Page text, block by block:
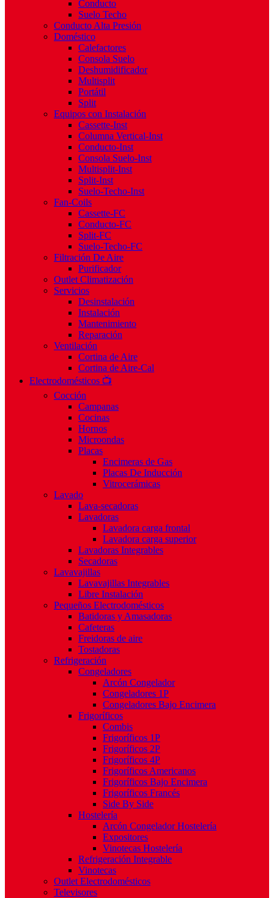
Conducto
Suelo Techo
Conducto Alta Presión
Doméstico
Calefactores
Consola Suelo
Deshumidificador
Multisplit
Portátil
Split
Equipos con Instalación
Cassette-Inst
Columna Vertical-Inst
Conducto-Inst
Consola Suelo-Inst
Multisplit-Inst
Split-Inst
Suelo-Techo-Inst
Fan-Coils
Cassette-FC
Conducto-FC
Split-FC
Suelo-Techo-FC
Filtración De Aire
Purificador
Outlet Climatización
Servicios
Desinstalación
Instalación
Mantenimiento
Reparación
Ventilación
Cortina de Aire
Cortina de Aire-Cal
Electrodomésticos 📺
Cocción
Campanas
Cocinas
Hornos
Microondas
Placas
Encimeras de Gas
Placas De Inducción
Vitrocerámicas
Lavado
Lava-secadoras
Lavadoras
Lavadora carga frontal
Lavadora carga superior
Lavadoras Integrables
Secadoras
Lavavajillas
Lavavajillas Integrables
Libre Instalación
Pequeños Electrodomésticos
Batidoras y Amasadoras
Cafeteras
Freidoras de aire
Tostadoras
Refrigeración
Congeladores
Arcón Congelador
Congeladores 1P
Congeladores Bajo Encimera
Frigoríficos
Combis
Frigoríficos 1P
Frigoríficos 2P
Frigoríficos 4P
Frigoríficos Americanos
Frigoríficos Bajo Encimera
Frigoríficos Francés
Side By Side
Hostelería
Arcón Congelador Hostelería
Expositores
Vinotecas Hostelería
Refrigeración Integrable
Vinotecas
Outlet Electrodomésticos
Televisores